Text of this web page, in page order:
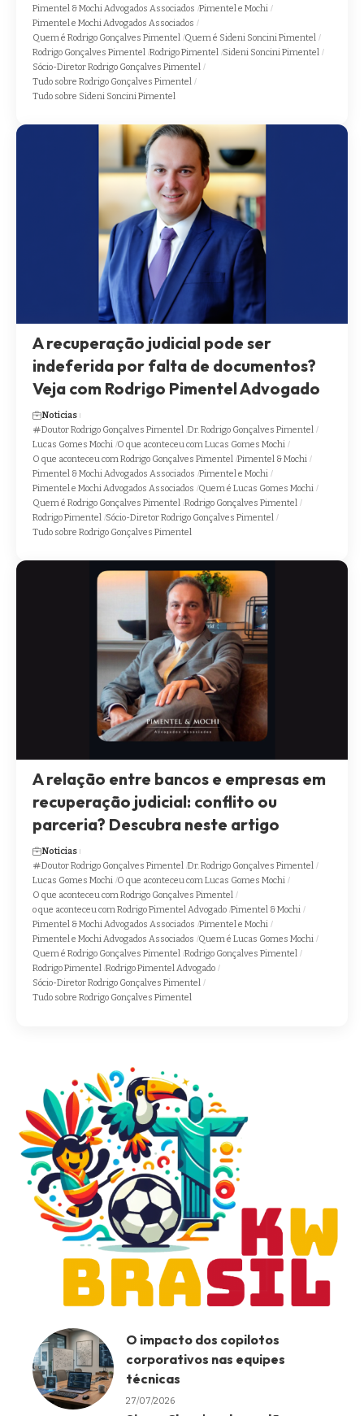
Pimentel & Mochi Advogados Associados Pimentel e Mochi
Pimentel e Mochi Advogados Associados
Quem é Rodrigo Gonçalves Pimentel Quem é Sideni Soncini Pimentel
Rodrigo Gonçalves Pimentel Rodrigo Pimentel Sideni Soncini Pimentel
Sócio-Diretor Rodrigo Gonçalves Pimentel
Tudo sobre Rodrigo Gonçalves Pimentel
Tudo sobre Sideni Soncini Pimentel
A recuperação judicial pode ser
indeferida por falta de documentos?
Veja com Rodrigo Pimentel Advogado
Noticias
Doutor Rodrigo Gonçalves Pimentel Dr. Rodrigo Gonçalves Pimentel
Lucas Gomes Mochi O que aconteceu com Lucas Gomes Mochi
O que aconteceu com Rodrigo Gonçalves Pimentel Pimentel & Mochi
Pimentel & Mochi Advogados Associados Pimentel e Mochi
Pimentel e Mochi Advogados Associados Quem é Lucas Gomes Mochi
Quem é Rodrigo Gonçalves Pimentel Rodrigo Gonçalves Pimentel
Rodrigo Pimentel Sócio-Diretor Rodrigo Gonçalves Pimentel
Tudo sobre Rodrigo Gonçalves Pimentel
A relação entre bancos e empresas em
recuperação judicial: conflito ou
parceria? Descubra neste artigo
Noticias
Doutor Rodrigo Gonçalves Pimentel Dr. Rodrigo Gonçalves Pimentel
Lucas Gomes Mochi O que aconteceu com Lucas Gomes Mochi
O que aconteceu com Rodrigo Gonçalves Pimentel
o que aconteceu com Rodrigo Pimentel Advogado Pimentel & Mochi
Pimentel & Mochi Advogados Associados Pimentel e Mochi
Pimentel e Mochi Advogados Associados Quem é Lucas Gomes Mochi
Quem é Rodrigo Gonçalves Pimentel Rodrigo Gonçalves Pimentel
Rodrigo Pimentel Rodrigo Pimentel Advogado
Sócio-Diretor Rodrigo Gonçalves Pimentel
Tudo sobre Rodrigo Gonçalves Pimentel
O impacto dos copilotos
corporativos nas equipes
técnicas
27/07/2026